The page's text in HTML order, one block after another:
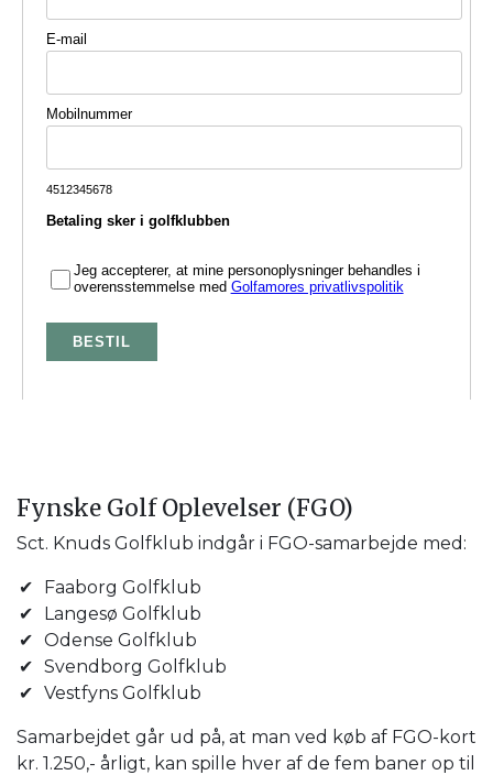
Fynske Golf Oplevelser (FGO)
Sct. Knuds Golfklub indgår i FGO-samarbejde med:
Faaborg Golfklub
Langesø Golfklub
Odense Golfklub
Svendborg Golfklub
Vestfyns Golfklub
Samarbejdet går ud på, at man ved køb af FGO-kort
kr. 1.250,- årligt, kan spille hver af de fem baner op til